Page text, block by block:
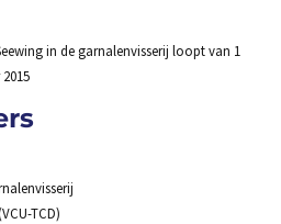
in de garnalenvisserij loopt van 1
TCD)